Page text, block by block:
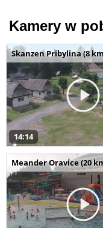
Kamery w
Skanzen Pribylina (8
14:14
Meander Oravice (20